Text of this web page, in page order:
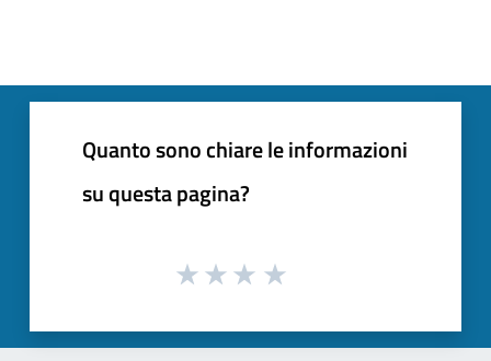
Quanto sono chiare le informazioni
su questa pagina?